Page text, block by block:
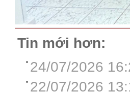
Tin mới hơn:
24/07/2026
22/07/2026